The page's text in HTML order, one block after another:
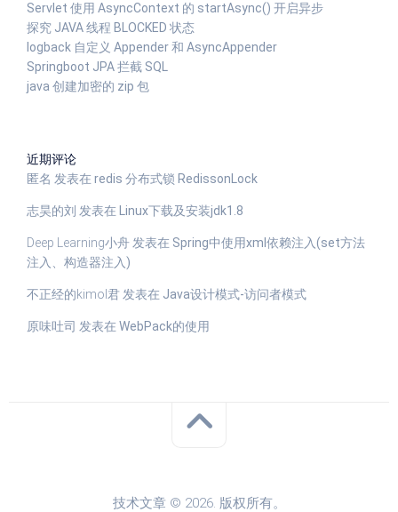
Servlet 使用 AsyncContext 的 startAsync() 开启异步
探究 JAVA 线程 BLOCKED 状态
logback 自定义 Appender 和 AsyncAppender
Springboot JPA 拦截 SQL
java 创建加密的 zip 包
近期评论
匿名 发表在 redis 分布式锁 RedissonLock
志昊的刘 发表在 Linux下载及安装jdk1.8
Deep Learning小舟 发表在 Spring中使用xml依赖注入(set方法
注入、构造器注入)
不正经的kimol君 发表在 Java设计模式-访问者模式
原味吐司 发表在 WebPack的使用
技术文章 © 2026. 版权所有。